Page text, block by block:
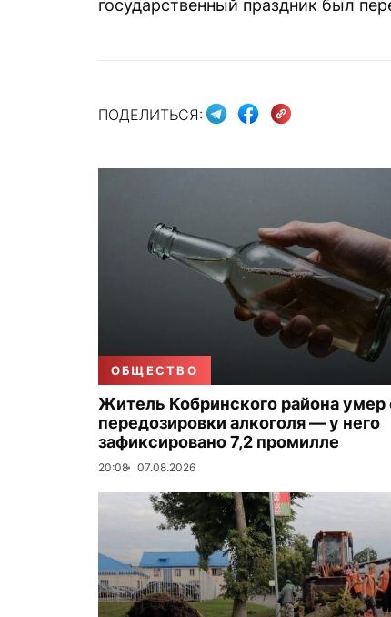
государственный праздник был
ПОДЕЛИТЬСЯ:
ОБЩЕСТВО
Житель Кобринского района умер
передозировки алкоголя — у него
зафиксировано 7,2 промилле
20:08 07.08.2026